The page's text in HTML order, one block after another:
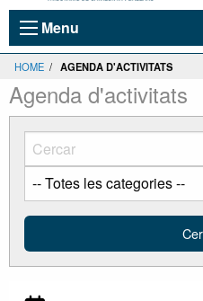
Menu
HOME / AGENDA D'ACTIVITATS
Agenda d'activitats